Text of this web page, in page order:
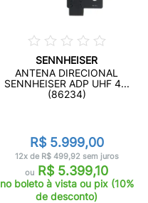
SENNHEISER
ANTENA DIRECIONAL
SENNHEISER ADP UHF 4...
(86234)
R$ 5.999,00
12x de R$ 499,92 sem juros
ou R$ 5.399,10
no boleto à vista ou pix (10%
de desconto)